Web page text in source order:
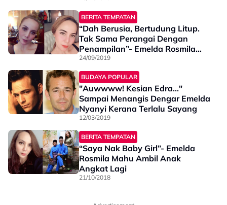
BERITA TEMPATAN
“Dah Berusia, Bertudung Litup.
Tak Sama Perangai Dengan
Penampilan”- Emelda Rosmila
Berang Dengan Siapa?
24/09/2019
BUDAYA POPULAR
"Auwwww! Kesian Edra..."
Sampai Menangis Dengar Emelda
Nyanyi Kerana Terlalu Sayang
12/03/2019
BERITA TEMPATAN
“Saya Nak Baby Girl”- Emelda
Rosmila Mahu Ambil Anak
Angkat Lagi
21/10/2018